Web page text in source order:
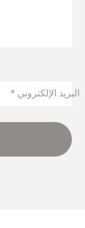
البريد الإلكتروني*